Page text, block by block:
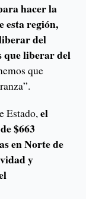
hacer la
esta región,
del
que liberar del
que
Estado,el
$663
en Norte de
y